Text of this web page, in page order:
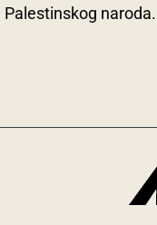
Palestinskog naroda.